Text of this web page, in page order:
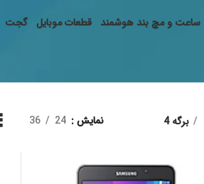
ساعت و مچ بند هوشمند قطعات موبایل گجت
برگه 4 نمایش 24
36